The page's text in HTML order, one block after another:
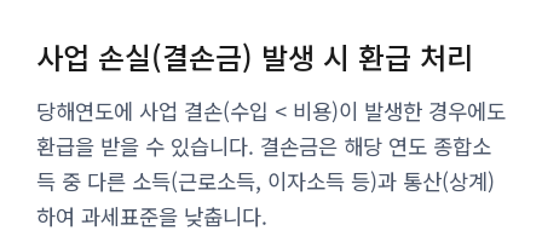
사업 손실(결손금) 발생 시 환급 처리
당해연도에 사업 결손(수입 < 비용)이 발생한 경우에도
환급을 받을 수 있습니다. 결손금은 해당 연도 종합소
득 중 다른 소득(근로소득, 이자소득 등)과 통산(상계)
하여 과세표준을 낮춥니다.